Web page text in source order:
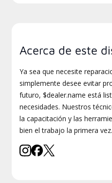
Acerca de este
Ya sea que necesite
simplemente desee evitar
futuro, $dealer.name está
necesidades. Nuestros
la capacitación y las
bien el trabajo la primera vez.